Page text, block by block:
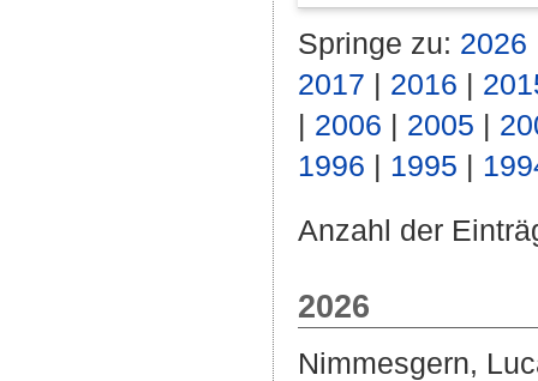
Springe zu: 2026
2017 | 2016 |
| 2006 | 2005 |
1996 | 1995 |
Anzahl der
2026
Nimmesgern,